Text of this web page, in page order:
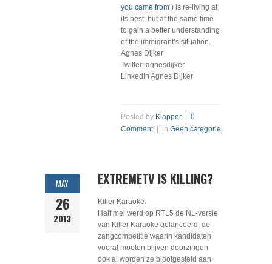
you came from ) is re-living at
its best, but at the same time
to gain a better understanding
of the immigrant’s situation.
Agnes Dijker
Twitter: agnesdijker
LinkedIn Agnes Dijker
Posted by Klapper
0
Comment| in Geen categorie
MAY
26
2013
EXTREMETV IS KILLING?
Killer Karaoke
Half mei werd op RTL5 de NL-versie
van Killer Karaoke gelanceerd, de
zangcompetitie waarin kandidaten
vooral moeten blijven doorzingen
ook al worden ze blootgesteld aan